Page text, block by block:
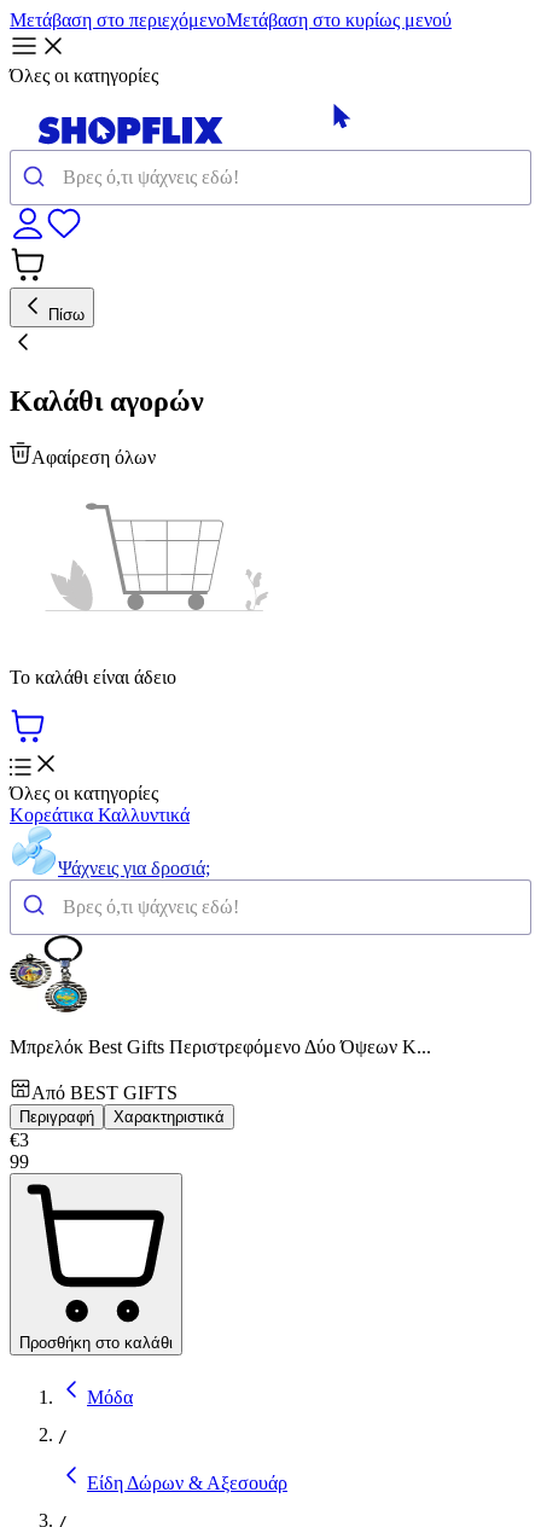
Μετάβαση στο περιεχόμενοΜετάβαση στο κυρίως μενού
Όλες οι κατηγορίες
Πίσω
Καλάθι αγορών
Αφαίρεση όλων
Το καλάθι είναι άδειο
Όλες οι κατηγορίες
Κορεάτικα Καλλυντικά
Ψάχνεις για δροσιά;
Μπρελόκ Best Gifts Περιστρεφόμενο Δύο Όψεων Κ...
Από BEST GIFTS
Περιγραφή Χαρακτηριστικά
€3
99
Προσθήκη στο καλάθι
Μόδα
/
Είδη Δώρων & Αξεσουάρ
/